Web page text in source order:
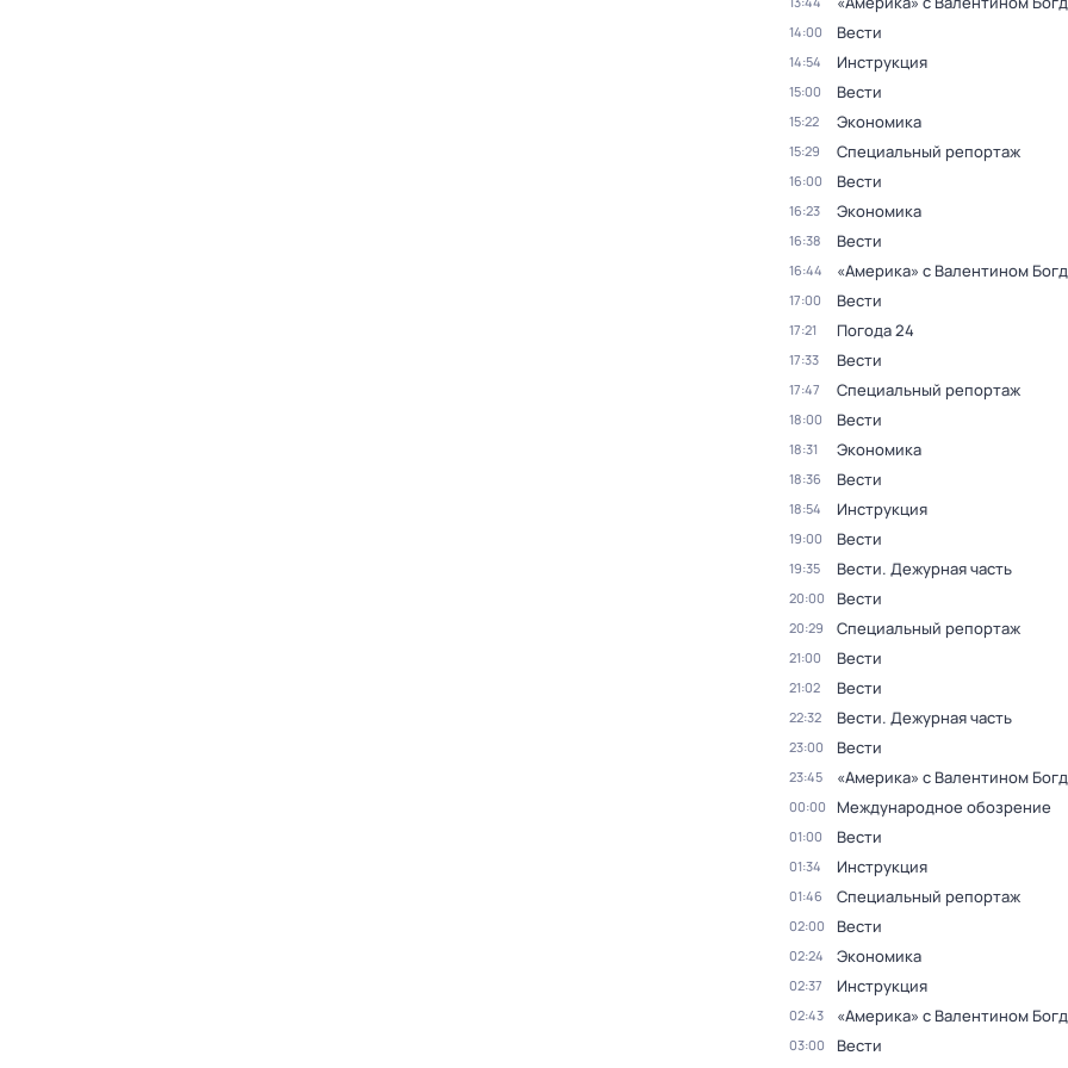
14:00 Вести
14:54 Инструкция
15:00 Вести
15:22 Экономика
15:29 Специальный репортаж
16:00 Вести
16:23 Экономика
16:38 Вести
16:44 «Америка» с Валентином
17:00 Вести
17:21 Погода 24
17:33 Вести
17:47 Специальный репортаж
18:00 Вести
18:31 Экономика
18:36 Вести
18:54 Инструкция
19:00 Вести
19:35 Вести. Дежурная часть
20:00 Вести
20:29 Специальный репортаж
21:00 Вести
21:02 Вести
22:32 Вести. Дежурная часть
23:00 Вести
23:45 «Америка» с Валентином
00:00 Международное обозрение
01:00 Вести
01:34 Инструкция
01:46 Специальный репортаж
02:00 Вести
02:24 Экономика
02:37 Инструкция
02:43 «Америка» с Валентином
03:00 Вести